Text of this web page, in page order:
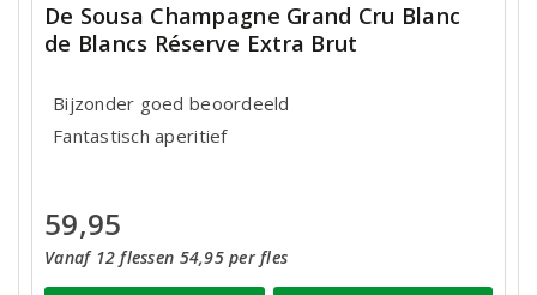
De Sousa Champagne Grand Cru Blanc
de Blancs Réserve Extra Brut
Bijzonder goed beoordeeld
Fantastisch aperitief
59,95
Vanaf 12 flessen 54,95 per fles